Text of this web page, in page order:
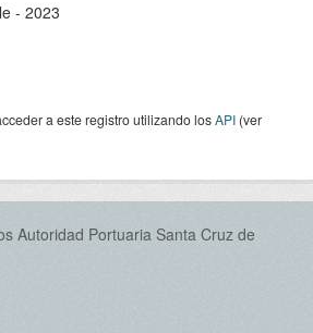
- 2023
a este registro utilizando losAPI (ver
Autoridad Portuaria Santa Cruz de